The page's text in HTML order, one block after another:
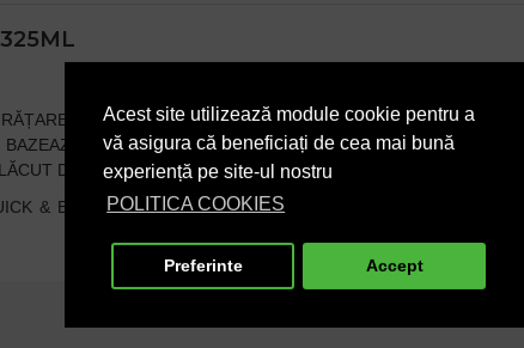
Acest site utilizează module cookie pentru a
vă asigura că beneficiați de cea mai bună
experiență pe site-ul nostru
POLITICA COOKIES
Preferinte Accept
ZILNICĂ A BĂILOR ȘI A ZONELOR SANITARE.
BAZEAZĂ PE ACID LACTIC, CARE ESTE IDEAL PENTRU A
DE LĂMÂIE DUPĂ APLICARE.
& EASY, ACESTDETERGENTDE INTRETINERE SANITARA